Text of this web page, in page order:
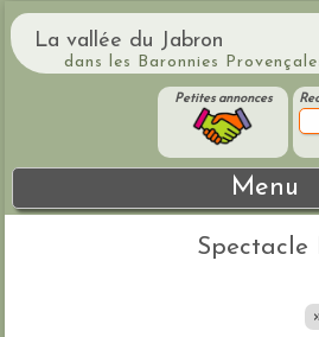
La vallée du Jabron
dans les Baronnies
Petites annonces
Menu